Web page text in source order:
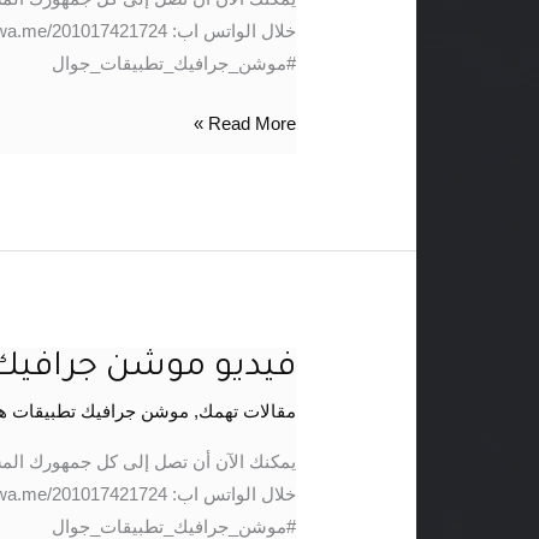
#موشن_جرافيك_تطبيقات_جوال
اونلاين
خليجي
Read More »
فيديو موشن
مقالات تهمك, موشن جرافيك تطبيقات
يمكنك الآن أن تصل إلى كل جمهورك
#موشن_جرافيك_تطبيقات_جوال
فيديو
–
تطبيق
يوفا